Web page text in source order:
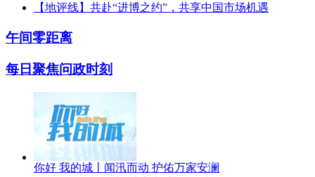
【地评线】共赴“进博之约”，共享中国市场机遇
午间零距离
每日聚焦问政时刻
你好 我的城丨闻汛而动 护佑万家安澜